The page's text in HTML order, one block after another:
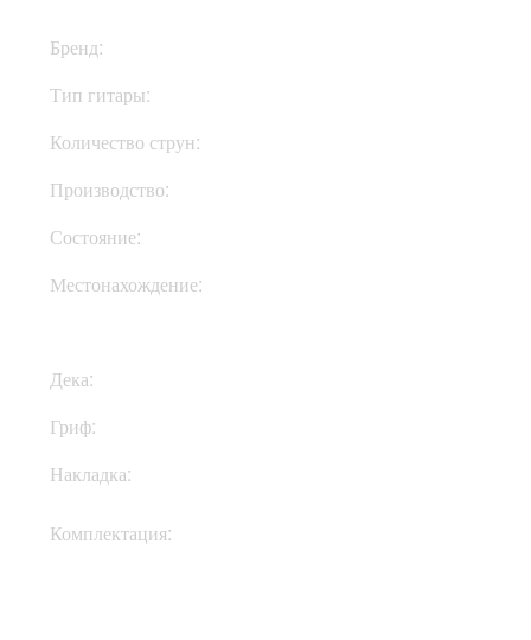
Бренд:
Тип гитары:
Количество струн:
Производство:
Состояние:
Местонахождение:
Дека:
Гриф:
Накладка:
Комплектация: